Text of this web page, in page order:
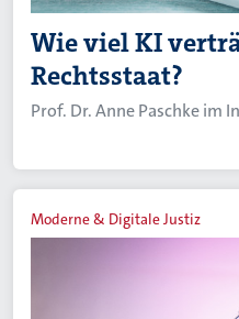
Wie viel KI
Rechtsstaat?
Prof. Dr. Anne Paschke im
Moderne & Digitale Justiz